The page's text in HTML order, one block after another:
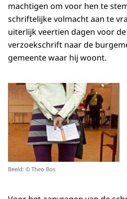
machtigen om voor hen te
schriftelijke volmacht aan te
uiterlijk veertien dagen voor
verzoekschrift naar de
gemeente waar hij woont.
Beeld: © Theo Bos